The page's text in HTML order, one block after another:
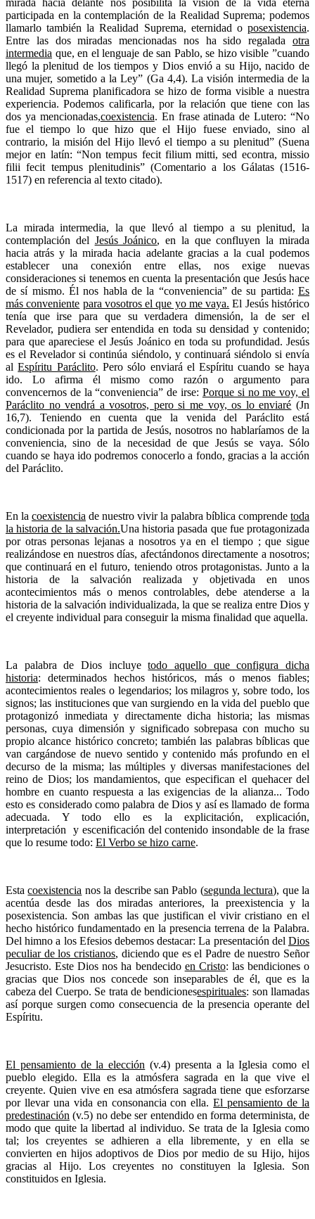
participada en la contemplación de la Realidad Suprema; podemos
llamarlo también la Realidad Suprema, eternidad o posexistencia.
Entre las dos miradas mencionadas nos ha sido regalada otra
intermedia que, en el lenguaje de san Pablo, se hizo visible ”cuando
llegó la plenitud de los tiempos y Dios envió a su Hijo, nacido de
una mujer, sometido a la Ley” (Ga 4,4). La visión intermedia de la
Realidad Suprema planificadora se hizo de forma visible a nuestra
experiencia. Podemos calificarla, por la relación que tiene con las
dos ya mencionadas,coexistencia. En frase atinada de Lutero: “No
fue el tiempo lo que hizo que el Hijo fuese enviado, sino al
contrario, la misión del Hijo llevó el tiempo a su plenitud” (Suena
mejor en latín: “Non tempus fecit filium mitti, sed econtra, missio
filii fecit tempus plenitudinis” (Comentario a los Gálatas (1516-
1517) en referencia al texto citado).
La mirada intermedia, la que llevó al tiempo a su plenitud, la
contemplación del Jesús Joánico, en la que confluyen la mirada
hacia atrás y la mirada hacia adelante gracias a la cual podemos
establecer una conexión entre ellas, nos exige nuevas
consideraciones si tenemos en cuenta la presentación que Jesús hace
de sí mismo. Él nos habla de la “conveniencia” de su partida: Es
más conveniente para vosotros el que yo me vaya. El Jesús histórico
tenía que irse para que su verdadera dimensión, la de ser el
Revelador, pudiera ser entendida en toda su densidad y contenido;
para que apareciese el Jesús Joánico en toda su profundidad. Jesús
es el Revelador si continúa siéndolo, y continuará siéndolo si envía
alEspíritu Paráclito. Pero sólo enviará el Espíritu cuando se haya
ido. Lo afirma él mismo como razón o argumento para
convencernos de la “conveniencia” de irse: Porque si no me voy, el
Paráclito no vendrá a vosotros, pero si me voy, os lo enviaré (Jn
16,7). Teniendo en cuenta que la venida del Paráclito está
condicionada por la partida de Jesús, nosotros no hablaríamos de la
conveniencia, sino de la necesidad de que Jesús se vaya. Sólo
cuando se haya ido podremos conocerlo a fondo, gracias a la acción
del Paráclito.
En la coexistencia de nuestro vivir la palabra bíblica comprende toda
la historia de la salvación.Una historia pasada que fue protagonizada
por otras personas lejanas a nosotros ya en el tiempo ; que sigue
realizándose en nuestros días, afectándonos directamente a nosotros;
que continuará en el futuro, teniendo otros protagonistas. Junto a la
historia de la salvación realizada y objetivada en unos
acontecimientos más o menos controlables, debe atenderse a la
historia de la salvación individualizada, la que se realiza entre Dios y
el creyente individual para conseguir la misma finalidad que aquella.
La palabra de Dios incluyetodo aquello que configura dicha
historia: determinados hechos históricos, más o menos fiables;
acontecimientos reales o legendarios; los milagros y, sobre todo, los
signos; las instituciones que van surgiendo en la vida del pueblo que
protagonizó inmediata y directamente dicha historia; las mismas
personas, cuya dimensión y significado sobrepasa con mucho su
propio alcance histórico concreto; también las palabras bíblicas que
van cargándose de nuevo sentido y contenido más profundo en el
decurso de la misma; las múltiples y diversas manifestaciones del
reino de Dios; los mandamientos, que especifican el quehacer del
hombre en cuanto respuesta a las exigencias de la alianza... Todo
esto es considerado como palabra de Dios y así es llamado de forma
adecuada. Y todo ello es la explicitación, explicación,
interpretación y escenificación del contenido insondable de la frase
que lo resume todo: El Verbo se hizo carne.
Estacoexistencia nos la describe san Pablo (segunda lectura), que la
acentúa desde las dos miradas anteriores, la preexistencia y la
posexistencia. Son ambas las que justifican el vivir cristiano en el
hecho histórico fundamentado en la presencia terrena de la Palabra.
Del himno a los Efesios debemos destacar: La presentación del Dios
peculiar de los cristianos, diciendo que es el Padre de nuestro Señor
Jesucristo. Este Dios nos ha bendecido en Cristo: las bendiciones o
gracias que Dios nos concede son inseparables de él, que es la
cabeza del Cuerpo. Se trata de bendicionesespirituales: son llamadas
así porque surgen como consecuencia de la presencia operante del
Espíritu.
El pensamiento de la elección (v.4) presenta a la Iglesia como el
pueblo elegido. Ella es la atmósfera sagrada en la que vive el
creyente. Quien vive en esa atmósfera sagrada tiene que esforzarse
por llevar una vida en consonancia con ella.El pensamiento de la
predestinación (v.5) no debe ser entendido en forma determinista, de
modo que quite la libertad al individuo. Se trata de la Iglesia como
tal; los creyentes se adhieren a ella libremente, y en ella se
convierten en hijos adoptivos de Dios por medio de su Hijo, hijos
gracias al Hijo. Los creyentes no constituyen la Iglesia. Son
constituidos en Iglesia.